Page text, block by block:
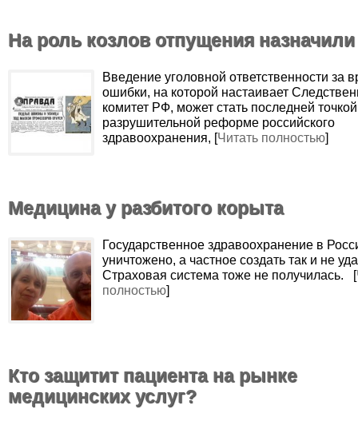
На роль козлов отпущения
Введение уголовной ответственности за
ошибки, на которой настаивает
комитет РФ, может стать последней
разрушительной реформе российского
здравоохранения, [Читать полностью]
Медицина у разбитого корыта
Государственное здравоохранение в
уничтожено, а частное создать так и не
Страховая система тоже не получилась. [
полностью]
Кто защитит пациента на рынке
медицинских услуг?